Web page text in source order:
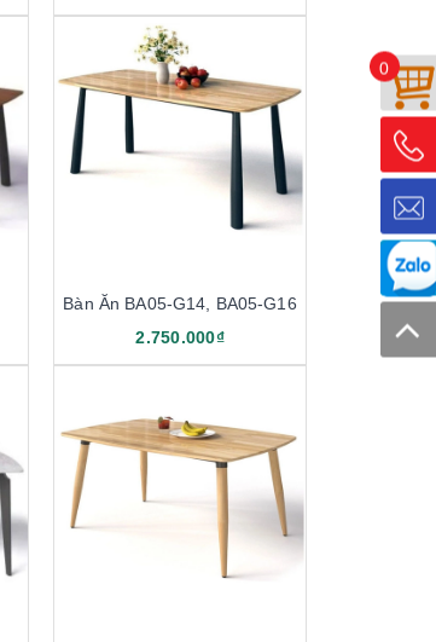
Bàn Ăn BA05-G14, BA05-G16
2.750.000₫
0